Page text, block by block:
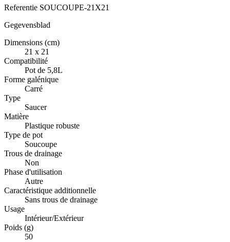
Referentie SOUCOUPE-21X21
Gegevensblad
Dimensions (cm)
21 x 21
Compatibilité
Pot de 5,8L
Forme galénique
Carré
Type
Saucer
Matière
Plastique robuste
Type de pot
Soucoupe
Trous de drainage
Non
Phase d'utilisation
Autre
Caractéristique additionnelle
Sans trous de drainage
Usage
Intérieur/Extérieur
Poids (g)
50